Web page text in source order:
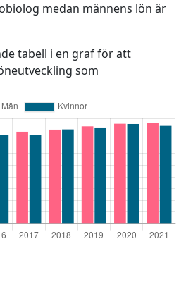
medan männens lön är
tabell i en graf för att
som